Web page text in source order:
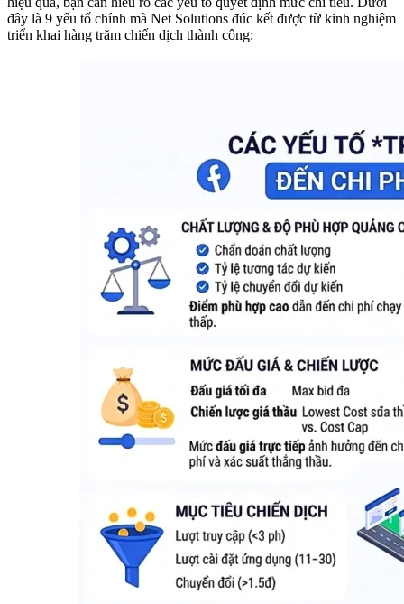
đây là 9 yếu tố chính mà Net Solutions đúc kết được từ kinh nghiệm
triển khai hàng trăm chiến dịch thành công: